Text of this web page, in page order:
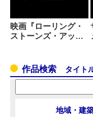
映画『ローリング・
ストーンズ・アッ…
作品検索 タイト
地域・建